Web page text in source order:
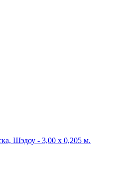
Шэдоу - 3,00 х 0,205 м.